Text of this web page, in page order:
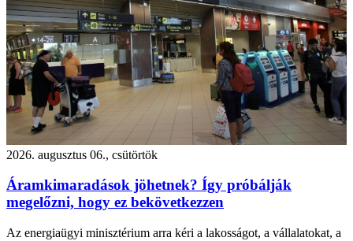
2026. augusztus 06., csütörtök
Áramkimaradások jöhetnek? Így próbálják
megelőzni, hogy ez bekövetkezzen
Az energiaügyi minisztérium arra kéri a lakosságot, a vállalatokat, a